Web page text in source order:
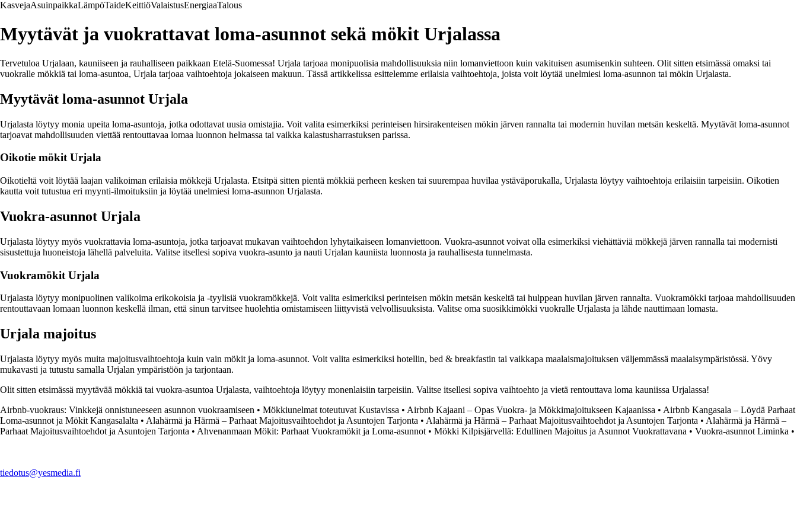
KasvejaAsuinpaikkaLämpöTaideKeittiöValaistusEnergiaaTalous
Myytävät ja vuokrattavat loma-asunnot sekä mökit Urjalassa
Tervetuloa Urjalaan, kauniiseen ja rauhalliseen paikkaan Etelä-Suomessa! Urjala tarjoaa monipuolisia mahdollisuuksia niin lomanviettoon kuin vakituisen asumisenkin suhteen. Olit sitten etsimässä omaksi tai
vuokralle mökkiä tai loma-asuntoa, Urjala tarjoaa vaihtoehtoja jokaiseen makuun. Tässä artikkelissa esittelemme erilaisia vaihtoehtoja, joista voit löytää unelmiesi loma-asunnon tai mökin Urjalasta.
Myytävät loma-asunnot Urjala
Urjalasta löytyy monia upeita loma-asuntoja, jotka odottavat uusia omistajia. Voit valita esimerkiksi perinteisen hirsirakenteisen mökin järven rannalta tai modernin huvilan metsän keskeltä. Myytävät loma-asunnot
tarjoavat mahdollisuuden viettää rentouttavaa lomaa luonnon helmassa tai vaikka kalastusharrastuksen parissa.
Oikotie mökit Urjala
Oikotieltä voit löytää laajan valikoiman erilaisia mökkejä Urjalasta. Etsitpä sitten pientä mökkiä perheen kesken tai suurempaa huvilaa ystäväporukalla, Urjalasta löytyy vaihtoehtoja erilaisiin tarpeisiin. Oikotien
kautta voit tutustua eri myynti-ilmoituksiin ja löytää unelmiesi loma-asunnon Urjalasta.
Vuokra-asunnot Urjala
Urjalasta löytyy myös vuokrattavia loma-asuntoja, jotka tarjoavat mukavan vaihtoehdon lyhytaikaiseen lomanviettoon. Vuokra-asunnot voivat olla esimerkiksi viehättäviä mökkejä järven rannalla tai modernisti
sisustettuja huoneistoja lähellä palveluita. Valitse itsellesi sopiva vuokra-asunto ja nauti Urjalan kauniista luonnosta ja rauhallisesta tunnelmasta.
Vuokramökit Urjala
Urjalasta löytyy monipuolinen valikoima erikokoisia ja -tyylisiä vuokramökkejä. Voit valita esimerkiksi perinteisen mökin metsän keskeltä tai hulppean huvilan järven rannalta. Vuokramökki tarjoaa mahdollisuuden
rentouttavaan lomaan luonnon keskellä ilman, että sinun tarvitsee huolehtia omistamiseen liittyvistä velvollisuuksista. Valitse oma suosikkimökki vuokralle Urjalasta ja lähde nauttimaan lomasta.
Urjala majoitus
Urjalasta löytyy myös muita majoitusvaihtoehtoja kuin vain mökit ja loma-asunnot. Voit valita esimerkiksi hotellin, bed & breakfastin tai vaikkapa maalaismajoituksen väljemmässä maalaisympäristössä. Yövy
mukavasti ja tutustu samalla Urjalan ympäristöön ja tarjontaan.
Olit sitten etsimässä myytävää mökkiä tai vuokra-asuntoa Urjalasta, vaihtoehtoja löytyy monenlaisiin tarpeisiin. Valitse itsellesi sopiva vaihtoehto ja vietä rentouttava loma kauniissa Urjalassa!
Airbnb-vuokraus: Vinkkejä onnistuneeseen asunnon vuokraamiseen • Mökkiunelmat toteutuvat Kustavissa • Airbnb Kajaani – Opas Vuokra- ja Mökkimajoitukseen Kajaanissa • Airbnb Kangasala – Löydä Parhaat
Loma-asunnot ja Mökit Kangasalalta • Alahärmä ja Härmä – Parhaat Majoitusvaihtoehdot ja Asuntojen Tarjonta • Alahärmä ja Härmä – Parhaat Majoitusvaihtoehdot ja Asuntojen Tarjonta • Alahärmä ja Härmä –
Parhaat Majoitusvaihtoehdot ja Asuntojen Tarjonta • Ahvenanmaan Mökit: Parhaat Vuokramökit ja Loma-asunnot • Mökki Kilpisjärvellä: Edullinen Majoitus ja Asunnot Vuokrattavana • Vuokra-asunnot Liminka •
tiedotus@yesmedia.fi